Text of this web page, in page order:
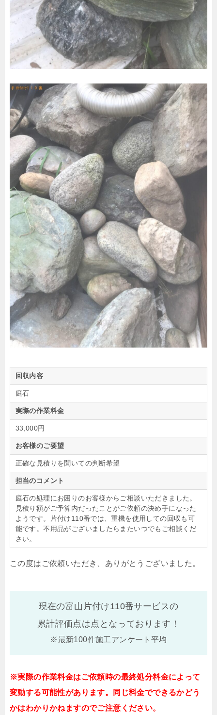
回収内容
庭石
実際の作業料金
33,000円
お客様のご要望
正確な見積りを聞いての判断希望
担当のコメント
庭石の処理にお困りのお客様からご相談いただきました。
見積り額がご予算内だったことがご依頼の決め手になった
ようです。片付け110番では、重機を使用しての回収も可
能です。不用品がございましたらまたいつでもご相談くだ
さい。
この度はご依頼いただき、ありがとうございました。
現在の富山片付け110番サービスの
累計評価点は点となっております！
※最新100件施工アンケート平均
※実際の作業料金はご依頼時の最終処分料金によって
変動する可能性があります。同じ料金でできるかどう
かはわかりかねますのでご注意ください。